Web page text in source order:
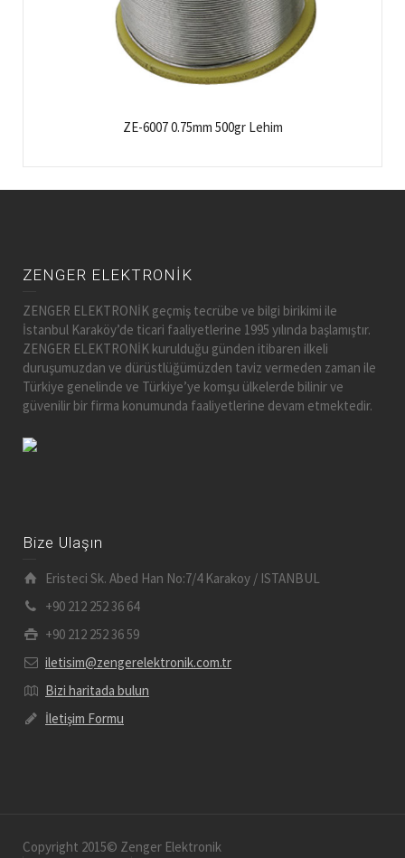
ZE-6007 0.75mm 500gr Lehim
ZENGER ELEKTRONİK
ZENGER ELEKTRONİK geçmiş tecrübe ve bilgi birikimi ile
İstanbul Karaköy’de ticari faaliyetlerine 1995 yılında başlamıştır.
ZENGER ELEKTRONİK kurulduğu günden itibaren ilkeli
duruşumuzdan ve dürüstlüğümüzden taviz vermeden zaman ile
Türkiye genelinde ve Türkiye’ye komşu ülkelerde bilinir ve
güvenilir bir firma konumunda faaliyetlerine devam etmektedir.
Bize Ulaşın
Eristeci Sk. Abed Han No:7/4 Karakoy / ISTANBUL
+90 212 252 36 64
+90 212 252 36 59
iletisim@zengerelektronik.com.tr
Bizi haritada bulun
İletişim Formu
Copyright 2015© Zenger Elektronik